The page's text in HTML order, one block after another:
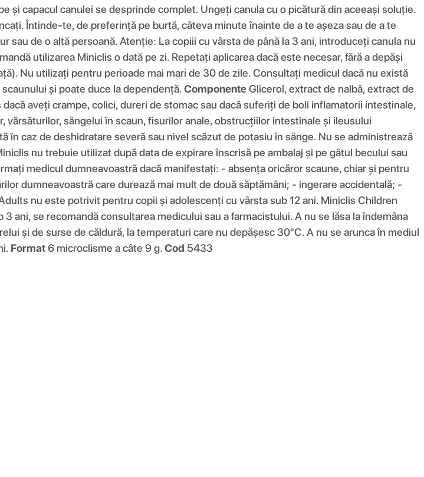
și capacul canulei se desprinde complet. Ungeți canula cu o picătură din aceeași soluție.
Întinde-te, de preferință pe burtă, câteva minute înainte de a te așeza sau de a te
de o altă persoană. Atenție: La copiii cu vârsta de până la 3 ani, introduceți canula nu
utilizarea Miniclis o dată pe zi. Repetați aplicarea dacă este necesar, fără a depăși
Nu utilizați pentru perioade mai mari de 30 de zile. Consultați medicul dacă nu există
și poate duce la dependență.ComponenteGlicerol, extract de nalbă, extract de
aveți crampe, colici, dureri de stomac sau dacă suferiți de boli inflamatorii intestinale,
sângelui în scaun, fisurilor anale, obstrucțiilor intestinale și ileusului
caz de deshidratare severă sau nivel scăzut de potasiu în sânge. Nu se administrează
nu trebuie utilizat după data de expirare înscrisă pe ambalaj și pe gâtul becului sau
medicul dumneavoastră dacă manifestați: - absența oricăror scaune, chiar și pentru
dumneavoastră care durează mai mult de două săptămâni; - ingerare accidentală; -
nu este potrivit pentru copii și adolescenți cu vârsta sub 12 ani. Miniclis Children
ani, se recomandă consultarea medicului sau a farmacistului. A nu se lăsa la îndemâna
și de surse de căldură, la temperaturi care nu depășesc 30°C. A nu se arunca în mediul
Format6 microclisme a câte 9 g.Cod 5433